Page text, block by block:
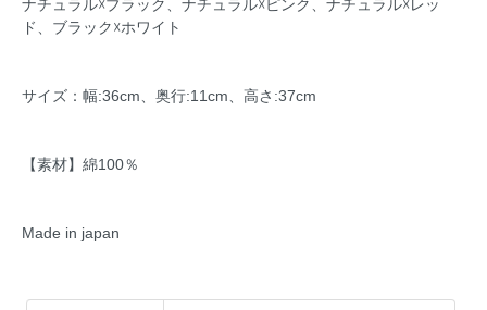
ナチュラル☓ブラック、ナチュラル☓ピンク、ナチュラル☓レッ
ド、ブラック☓ホワイト
サイズ：幅:36cm、奥行:11cm、高さ:37cm
【素材】綿100％
Made in japan